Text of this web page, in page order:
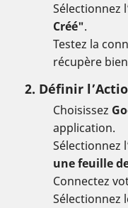
Sélectionnez
Créé".
Testez la
récupère
2. Définir
Choisissez
application.
Sélectionnez
une feuille
Connectez
Sélectionnez